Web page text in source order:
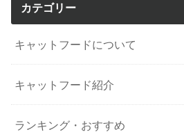
カテゴリー
キャットフードについて
キャットフード紹介
ランキング・おすすめ